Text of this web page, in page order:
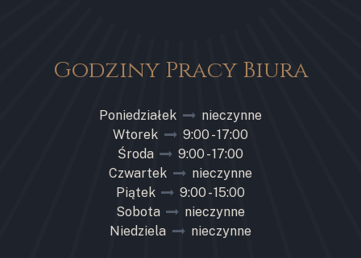
Godziny Pracy Biura
Poniedziałek
nieczynne
Wtorek
9:00 - 17:00
Środa
9:00 - 17:00
Czwartek
nieczynne
Piątek
9:00 - 15:00
Sobota
nieczynne
Niedziela
nieczynne